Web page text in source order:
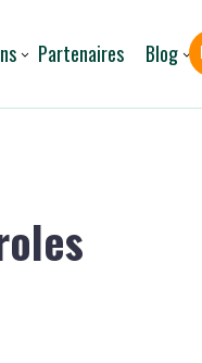
Partenaires Blog